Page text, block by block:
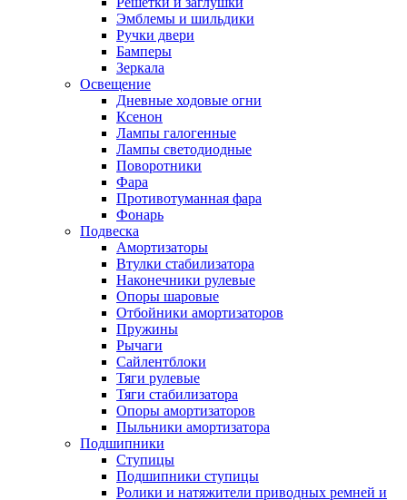
Эмблемы и шильдики
Ручки двери
Бамперы
Зеркала
Освещение
Дневные ходовые огни
Ксенон
Лампы галогенные
Лампы светодиодные
Поворотники
Фара
Противотуманная фара
Фонарь
Подвеска
Амортизаторы
Втулки стабилизатора
Наконечники рулевые
Опоры шаровые
Отбойники амортизаторов
Пружины
Рычаги
Сайлентблоки
Тяги рулевые
Тяги стабилизатора
Опоры амортизаторов
Пыльники амортизатора
Подшипники
Ступицы
Подшипники ступицы
Ролики и натяжители приводных ремней и